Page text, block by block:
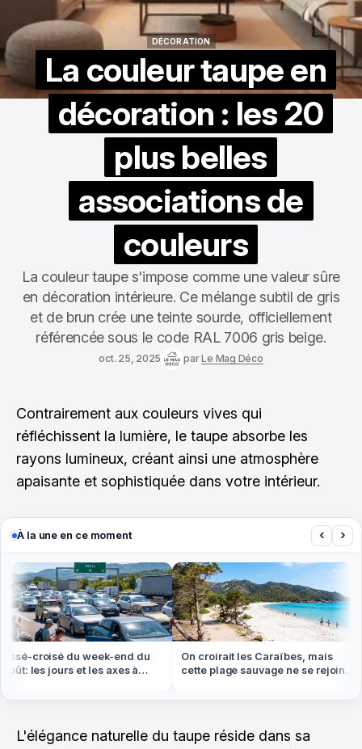
DÉCORATION
La couleur taupe en
décoration : les 20
plus belles
associations de
couleurs
La couleur taupe s'impose comme une valeur sûre
en décoration intérieure. Ce mélange subtil de gris
et de brun crée une teinte sourde, officiellement
référencée sous le code RAL 7006 gris beige.
oct. 25, 2025 parLe Mag Déco
Contrairement aux couleurs vives qui
réfléchissent la lumière, le taupe absorbe les
rayons lumineux, créant ainsi une atmosphère
apaisante et sophistiquée dans votre intérieur.
À la une en ce moment ‹ ›
croisé du week-end du
les jours et les axes à
On croirait les Caraïbes, mais
cette plage sauvage ne se rejoint
L'élégance naturelle du taupe réside dans sa